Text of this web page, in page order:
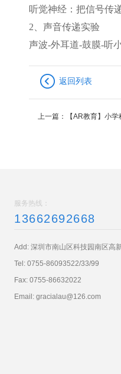
听觉神经：把信号传
2 、声音传递实验
声波-外耳道-鼓膜-听
返回列表
上一篇： 【AR教育】小
服务热线：
13662692668
Add: 深圳市南山区科技园南区高
Tel: 0755-86093522/33/99
Fax: 0755-86632022
Email: gracialau@126.com